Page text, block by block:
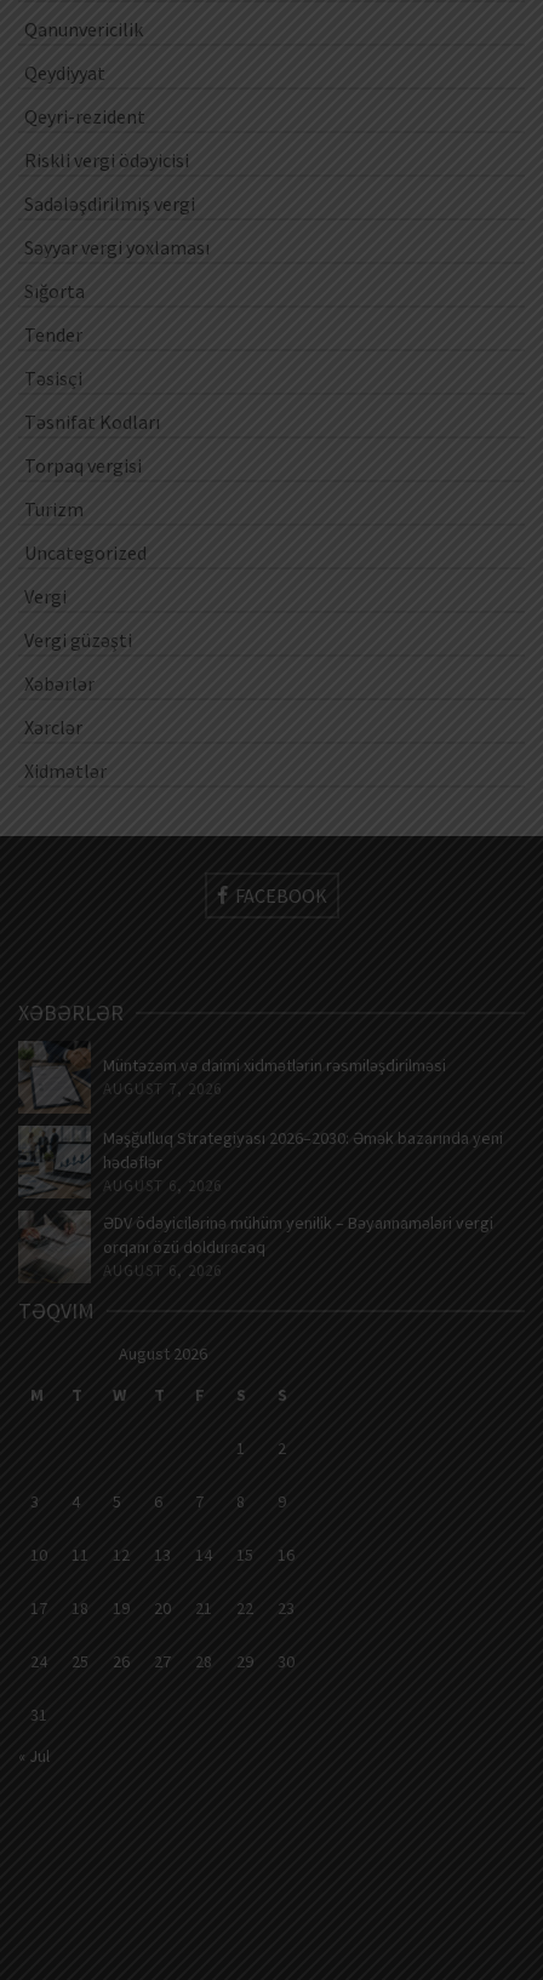
Qanunvericilik
Qeydiyyat
Qeyri-rezident
Riskli vergi ödəyicisi
Sadələşdirilmiş vergi
Səyyar vergi yoxlaması
Sığorta
Tender
Təsisçi
Təsnifat Kodları
Torpaq vergisi
Turizm
Uncategorized
Vergi
Vergi güzəşti
Xəbərlər
Xərclər
Xidmətlər
FACEBOOK
XƏBƏRLƏR
Müntəzəm və daimi xidmətlərin rəsmiləşdirilməsi
AUGUST 7, 2026
Məşğulluq Strategiyası 2026–2030: Əmək bazarında yeni
hədəflər
AUGUST 6, 2026
ƏDV ödəyicilərinə mühüm yenilik – Bəyannamələri vergi
orqanı özü dolduracaq
AUGUST 6, 2026
TƏQVIM
August 2026
M
T W T F S S
1 2
3 4 5 6 7 8 9
10 11 12 13 14 15 16
17 18 19 20 21 22 23
24 25 26 27 28 29 30
31
« Jul